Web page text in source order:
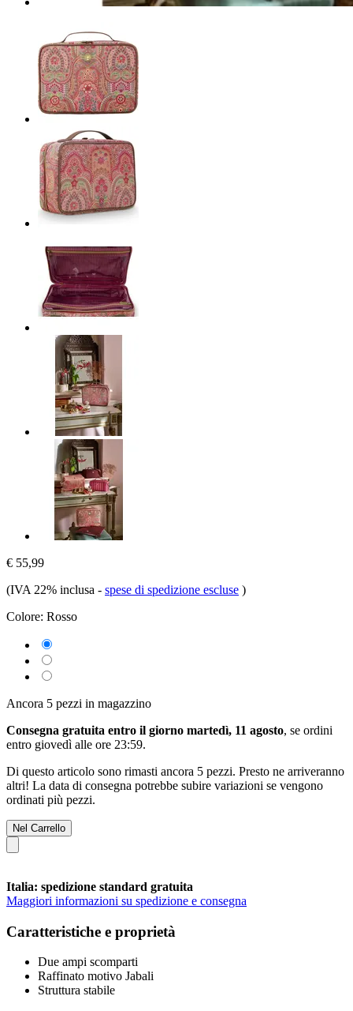
€ 55,99
(IVA 22% inclusa - spese di spedizione escluse )
Colore: Rosso
Ancora 5 pezzi in magazzino
Consegna gratuita entro il giorno martedì, 11 agosto, se ordini
entro giovedì alle ore 23:59.
Di questo articolo sono rimasti ancora 5 pezzi. Presto ne arriveranno
altri! La data di consegna potrebbe subire variazioni se vengono
ordinati più pezzi.
Nel Carrello
Italia: spedizione standard gratuita
Maggiori informazioni su spedizione e consegna
Caratteristiche e proprietà
Due ampi scomparti
Raffinato motivo Jabali
Struttura stabile